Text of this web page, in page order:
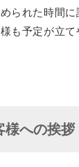
られた時間
も予定が立
様への挨拶